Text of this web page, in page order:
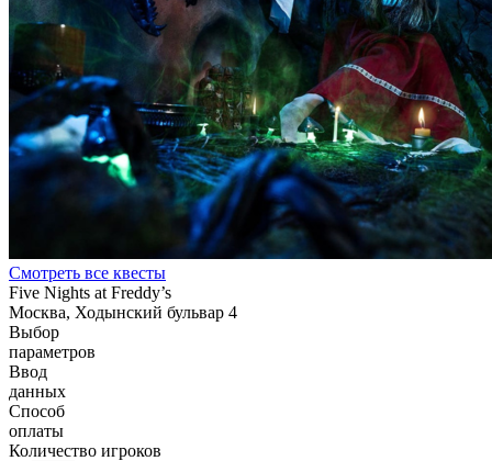
Смотреть все квесты
Five Nights at Freddy’s
Москва, Ходынский бульвар 4
Выбор
параметров
Ввод
данных
Способ
оплаты
Количество игроков